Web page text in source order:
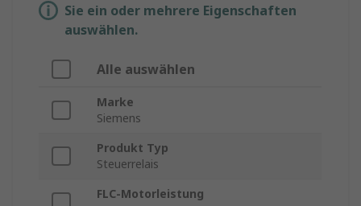
Sie ein oder mehrere Eigenschaften
auswählen.
Alle auswählen
Marke
Siemens
Produkt Typ
Steuerrelais
FLC-Motorleistung